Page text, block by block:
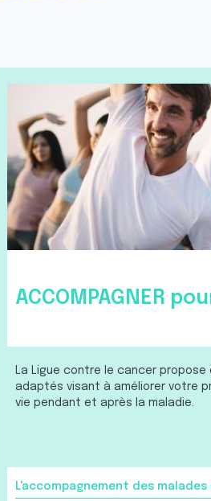
ACCOMPAGNER
La Ligue contre le cancer
adaptés visant à améliorer votre
vie pendant et après la maladie.
L'accompagnement des